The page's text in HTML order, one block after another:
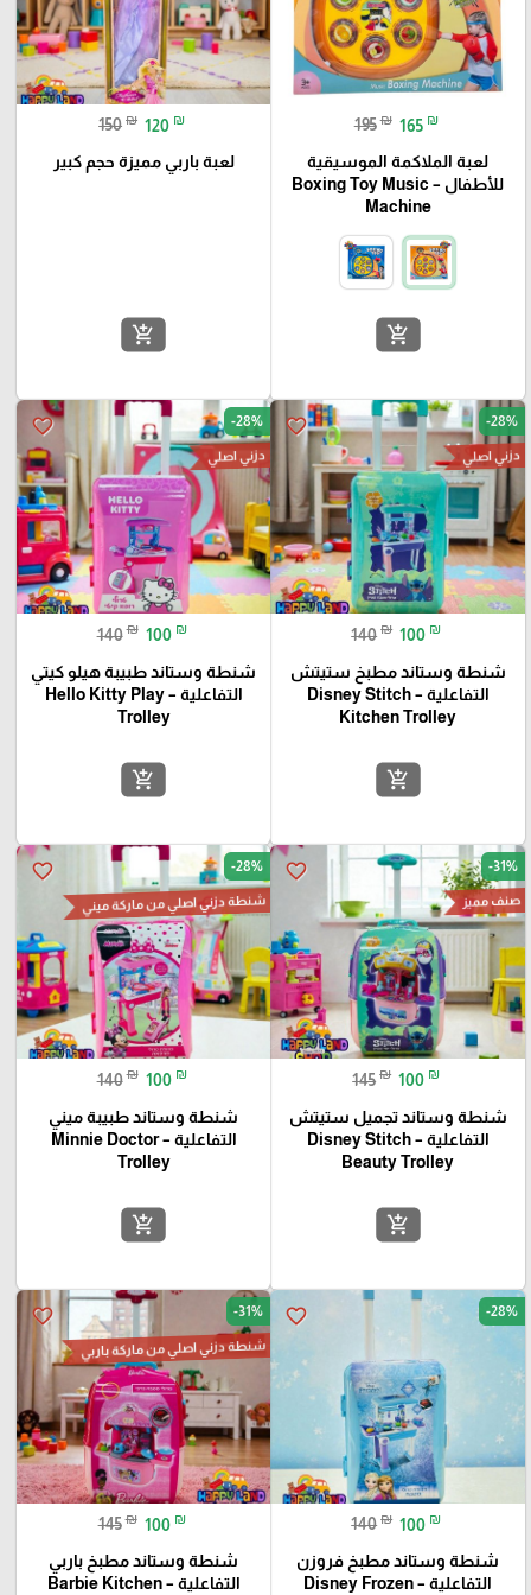
195 ₪ 165 ₪
لعبة الملاكمة الموسيقية
للأطفال – Boxing Toy Music
Machine
add_shopping_cart
150 ₪ 120 ₪
لعبة باربي مميزة حجم كبير
add_shopping_cart
favorite_border -28%
دزني اصلي
140 ₪ 100 ₪
شنطة وستاند مطبخ ستيتش
التفاعلية – Disney Stitch
Kitchen Trolley
add_shopping_cart
favorite_border -28%
دزني اصلي
140 ₪ 100 ₪
شنطة وستاند طبيبة هيلو كيتي
التفاعلية – Hello Kitty Play
Trolley
add_shopping_cart
favorite_border -31%
صنف مميز
145 ₪ 100 ₪
شنطة وستاند تجميل ستيتش
التفاعلية – Disney Stitch
Beauty Trolley
add_shopping_cart
favorite_border -28%
شنطة دزني اصلي من ماركة ميني
140 ₪ 100 ₪
شنطة وستاند طبيبة ميني
التفاعلية – Minnie Doctor
Trolley
add_shopping_cart
favorite_border -28%
140 ₪ 100 ₪
شنطة وستاند مطبخ فروزن
التفاعلية – Disney Frozen
favorite_border -31%
شنطة دزني اصلي من ماركة باربي
145 ₪ 100 ₪
شنطة وستاند مطبخ باربي
التفاعلية – Barbie Kitchen